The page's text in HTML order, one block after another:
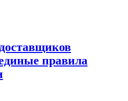
правила